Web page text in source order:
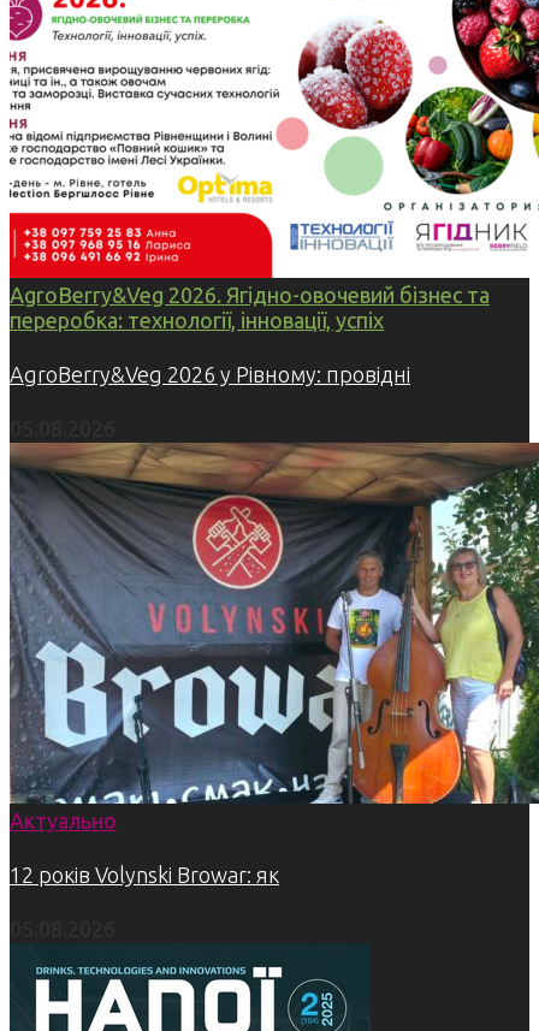
AgroBerry&Veg 2026. Ягідно-овочевий бізнес та
переробка: технології, інновації, успіх
AgroBerry&Veg 2026 у Рівному: провідні
Актуально
12 років Volynski Browar: як